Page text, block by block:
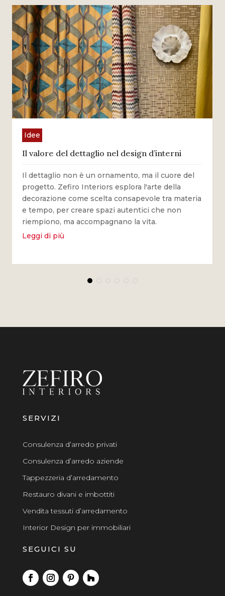
Idee
Il valore del dettaglio nel design d’interni
Il dettaglio non è un ornamento, ma il cuore del
progetto. Zefiro Interiors esplora l'arte della
decorazione come scelta consapevole tra materia
e tempo, per creare spazi autentici che non
riempiono, ma accompagnano la vita.
Leggi di più
SERVIZI
Consulenza d’arredo privati
Consulenza d’arredo aziende
Tappezzeria d’arredamento
Restauro divani e imbottiti
Vendita tessuti d’arredamento
Interior Design per immobiliari
SEGUICI SU